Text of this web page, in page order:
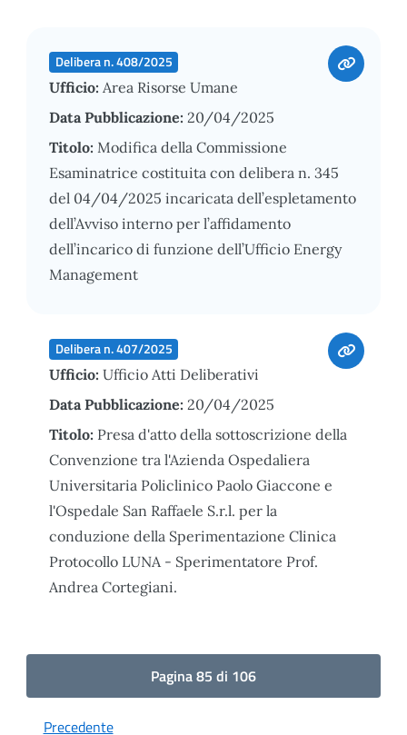
Delibera n. 408/2025
Ufficio: Area Risorse Umane
Data Pubblicazione: 20/04/2025
Titolo: Modifica della Commissione
Esaminatrice costituita con delibera n. 345
del 04/04/2025 incaricata dell’espletamento
dell’Avviso interno per l’affidamento
dell’incarico di funzione dell’Ufficio Energy
Management
Delibera n. 407/2025
Ufficio: Ufficio Atti Deliberativi
Data Pubblicazione: 20/04/2025
Titolo: Presa d'atto della sottoscrizione della
Convenzione tra l'Azienda Ospedaliera
Universitaria Policlinico Paolo Giaccone e
l'Ospedale San Raffaele S.r.l. per la
conduzione della Sperimentazione Clinica
Protocollo LUNA - Sperimentatore Prof.
Andrea Cortegiani.
Pagina 85 di 106
Precedente